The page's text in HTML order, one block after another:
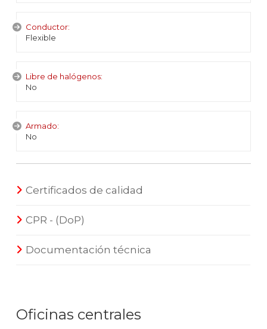
Conductor:
Flexible
Libre de halógenos:
No
Armado:
No
Certificados de calidad
CPR - (DoP)
Documentación técnica
Oficinas centrales